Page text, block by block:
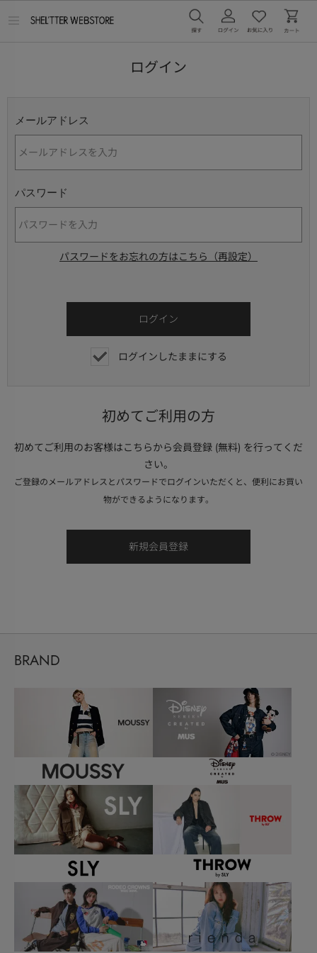
ログイン
メールアドレス
パスワード
パスワードをお忘れの方はこちら（再設定）
ログインしたままにする
初めてご利用の方
初めてご利用のお客様はこちらから会員登録 (無料) を行ってくだ
さい。
ご登録のメールアドレスとパスワードでログインいただくと、便利にお買い
物ができるようになります。
BRAND